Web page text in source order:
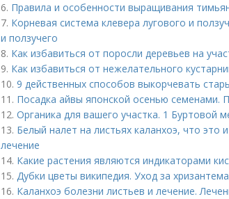
6. Правила и особенности выращивания
7. Корневая система клевера лугового и
и ползучего
8. Как избавиться от поросли деревьев на
9. Как избавиться от нежелательного
10. 9 действенных способов выкорчевать
11. Посадка айвы японской осенью семенами.
12. Органика для вашего участка. 1 Буртовой
13. Белый налет на листьях каланхоэ, что это
лечение
14. Какие растения являются индикаторами
15. Дубки цветы википедия. Уход за
16. Каланхоэ болезни листьев и лечение.